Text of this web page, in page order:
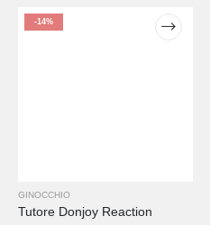
-14%
GINOCCHIO
Tutore Donjoy Reaction